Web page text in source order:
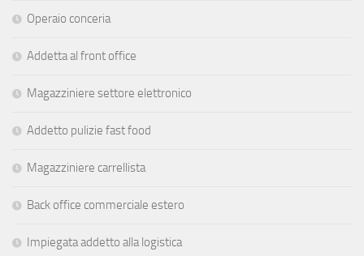
Operaio conceria
Addetta al front office
Magazziniere settore elettronico
Addetto pulizie fast food
Magazziniere carrellista
Back office commerciale estero
Impiegata addetto alla logistica